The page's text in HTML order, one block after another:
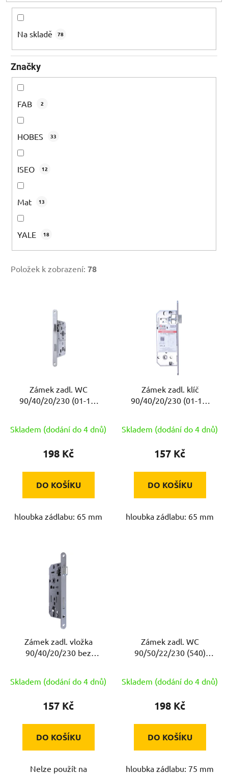
d
ů
Na skladě 78
Značky
FAB 2
HOBES 33
ISEO 12
Mat 13
YALE 18
Položek k zobrazení: 78
k
Zámek zadl. WC
90/40/20/230 (01-16)
Skladem (dodání do 4 dnů)
198 Kč
DO KOŠÍKU
hloubka zádlabu: 65 mm
Zámek zadl. klíč
90/40/20/230 (01-15)
Skladem (dodání do 4 dnů)
157 Kč
DO KOŠÍKU
hloubka zádlabu: 65 mm
Zámek zadl. vložka
90/40/20/230 bez
Skladem (dodání do 4 dnů)
157 Kč
DO KOŠÍKU
Nelze použít na
Zámek zadl. WC
90/50/22/230 (540)
Skladem (dodání do 4 dnů)
198 Kč
DO KOŠÍKU
hloubka zádlabu: 75 mm